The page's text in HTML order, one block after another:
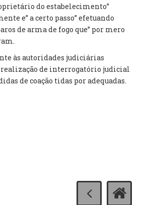
do estabelecimento”
e” a certo passo” efetuando
de arma de fogo que” por mero
às autoridades judiciárias
realização de interrogatório judicial
de coação tidas por adequadas.